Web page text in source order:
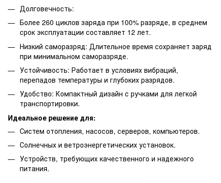
Долговечность:
Более 260 циклов заряда при 100% разряде, в среднем
срок эксплуатации составляет 12 лет.
Низкий саморазряд: Длительное время сохраняет заряд
при минимальном саморазряде.
Устойчивость: Работает в условиях вибраций,
перепадов температуры и глубоких разрядов.
Удобство: Компактный дизайн с ручками для легкой
транспортировки.
Идеальное решение для:
Систем отопления, насосов, серверов, компьютеров.
Солнечных и ветроэнергетических установок.
Устройств, требующих качественного и надежного
питания.